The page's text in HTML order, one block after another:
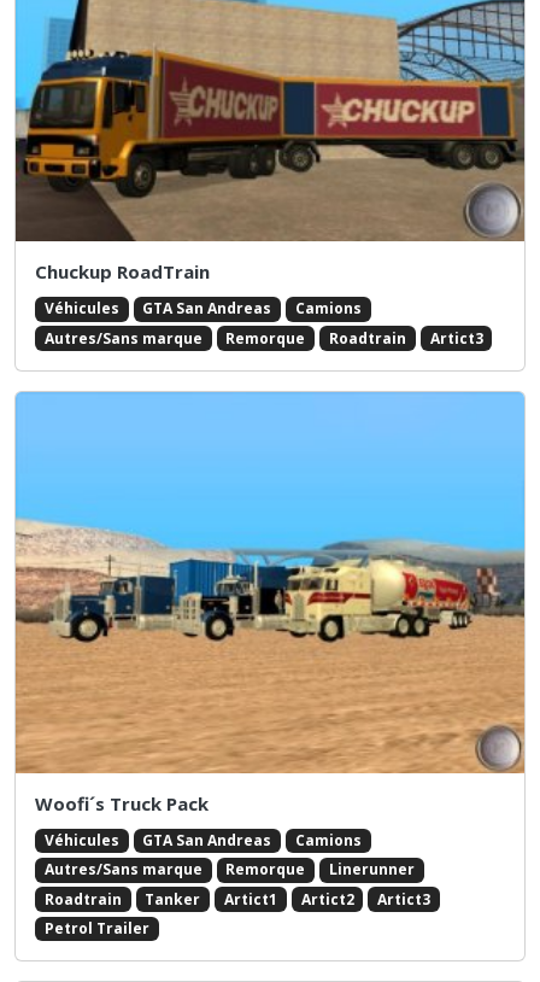
Chuckup RoadTrain
Véhicules GTA San Andreas
Camions
Autres/Sans marque
Remorque Roadtrain Artict3
Woofi´s Truck Pack
Véhicules GTA San Andreas
Camions
Autres/Sans marque
Remorque
Linerunner
Roadtrain
Tanker Artict1 Artict2
Artict3
Petrol Trailer